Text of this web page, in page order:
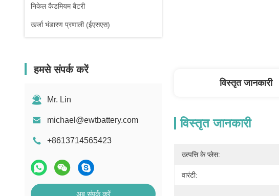
निकेल कैडमियम बैटरी
ऊर्जा भंडारण प्रणाली (ईएसएस)
हमसे संपर्क करें
Mr. Lin
michael@ewtbattery.com
+8613714565423
अब संपर्क करें
विस्तृत जानकारी
विस्तृत जानकारी
उत्पत्ति के प्लेस:
वारंटी: